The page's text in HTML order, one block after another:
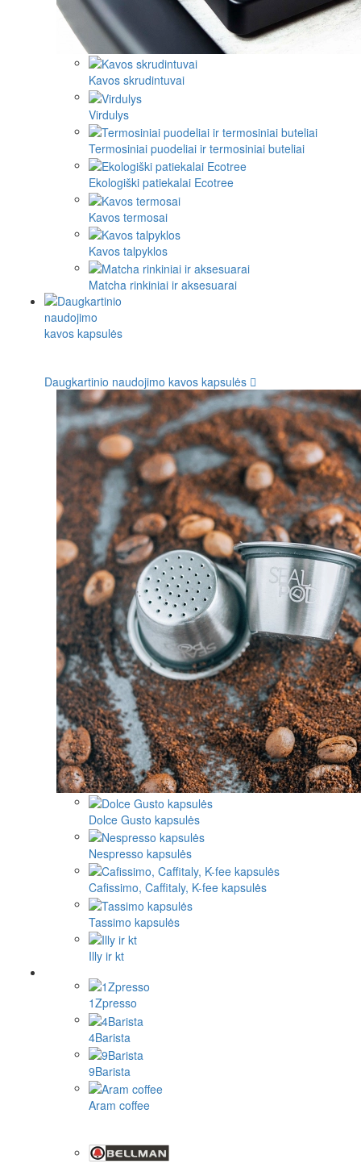
Kavos skrudintuvai
Virdulys
Termosiniai puodeliai ir termosiniai buteliai
Ekologiški patiekalai Ecotree
Kavos termosai
Kavos talpyklos
Matcha rinkiniai ir aksesuarai
Daugkartinio naudojimo kavos kapsulės
Dolce Gusto kapsulės
Nespresso kapsulės
Cafissimo, Caffitaly, K-fee kapsulės
Tassimo kapsulės
Illy ir kt
1Zpresso
4Barista
9Barista
Aram coffee